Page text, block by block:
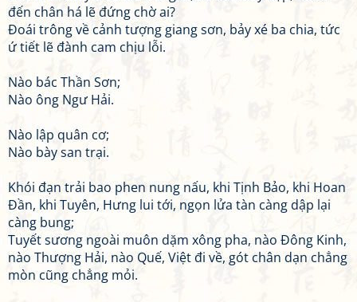
đến chân há lẽ đứng chờ ai?
Đoái trông về cảnh tượng giang sơn, bảy xé ba chia, tức
ứ tiết lẽ đành cam chịu lỗi.
Nào bác Thần Sơn;
Nào ông Ngư Hải.
Nào lập quân cơ;
Nào bày san trại.
Khói đạn trải bao phen nung nấu, khi Tịnh Bảo, khi Hoan
Đần, khi Tuyên, Hưng lui tới, ngọn lửa tàn càng dập lại
càng bung;
Tuyết sương ngoài muôn dặm xông pha, nào Đông Kinh,
nào Thượng Hải, nào Quế, Việt đi về, gót chân dạn chẳng
mòn cũng chẳng mỏi.